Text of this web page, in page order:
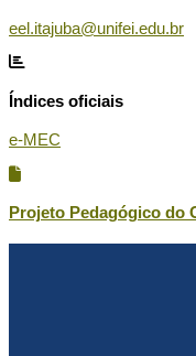
eel.itajuba@unifei.edu.br
Índices oficiais
e-MEC
Projeto Pedagógico do